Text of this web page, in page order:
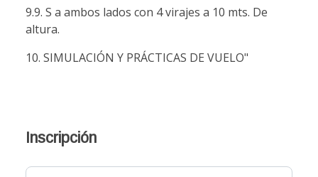
9.9. S a ambos lados con 4 virajes a 10 mts. De
altura.
10. SIMULACIÓN Y PRÁCTICAS DE VUELO"
Inscripción